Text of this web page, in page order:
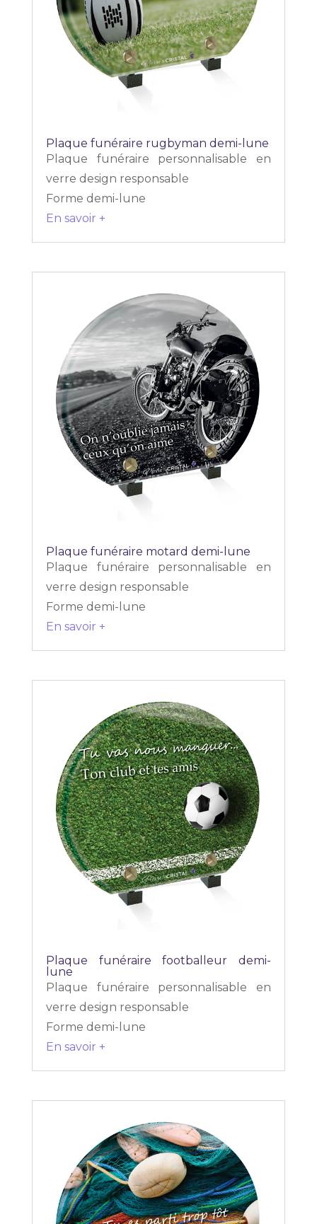
Plaque funéraire rugbyman demi-lune
Plaque funéraire personnalisable en
verre design responsable
Forme demi-lune
En savoir +
Plaque funéraire motard demi-lune
Plaque funéraire personnalisable en
verre design responsable
Forme demi-lune
En savoir +
Plaque funéraire footballeur demi-
lune
Plaque funéraire personnalisable en
verre design responsable
Forme demi-lune
En savoir +